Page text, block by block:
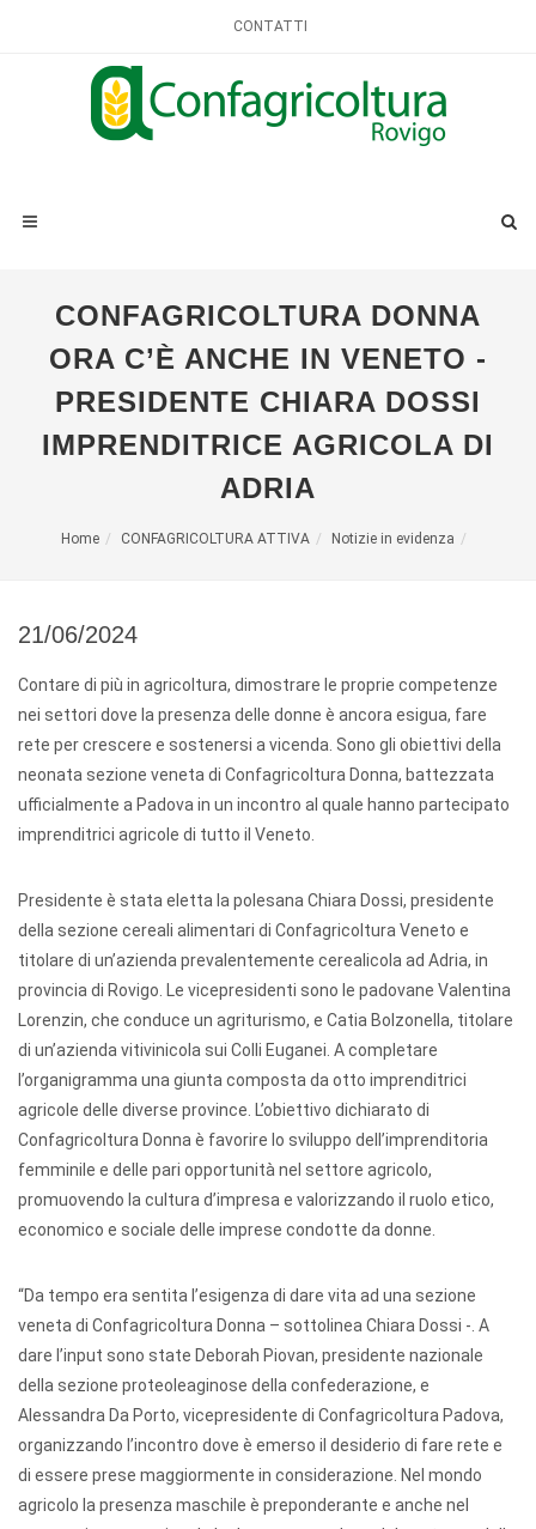
CONTATTI
CONFAGRICOLTURA DONNA
ORA C’È ANCHE IN VENETO -
PRESIDENTE CHIARA DOSSI
IMPRENDITRICE AGRICOLA DI
ADRIA
Home CONFAGRICOLTURA ATTIVA Notizie in evidenza
21/06/2024
Contare di più in agricoltura, dimostrare le proprie competenze
nei settori dove la presenza delle donne è ancora esigua, fare
rete per crescere e sostenersi a vicenda. Sono gli obiettivi della
neonata sezione veneta di Confagricoltura Donna, battezzata
ufficialmente a Padova in un incontro al quale hanno partecipato
imprenditrici agricole di tutto il Veneto.
Presidente è stata eletta la polesana Chiara Dossi, presidente
della sezione cereali alimentari di Confagricoltura Veneto e
titolare di un’azienda prevalentemente cerealicola ad Adria, in
provincia di Rovigo. Le vicepresidenti sono le padovane Valentina
Lorenzin, che conduce un agriturismo, e Catia Bolzonella, titolare
di un’azienda vitivinicola sui Colli Euganei. A completare
l’organigramma una giunta composta da otto imprenditrici
agricole delle diverse province. L’obiettivo dichiarato di
Confagricoltura Donna è favorire lo sviluppo dell’imprenditoria
femminile e delle pari opportunità nel settore agricolo,
promuovendo la cultura d’impresa e valorizzando il ruolo etico,
economico e sociale delle imprese condotte da donne.
“Da tempo era sentita l’esigenza di dare vita ad una sezione
veneta di Confagricoltura Donna – sottolinea Chiara Dossi -. A
dare l’input sono state Deborah Piovan, presidente nazionale
della sezione proteoleaginose della confederazione, e
Alessandra Da Porto, vicepresidente di Confagricoltura Padova,
organizzando l’incontro dove è emerso il desiderio di fare rete e
di essere prese maggiormente in considerazione. Nel mondo
agricolo la presenza maschile è preponderante e anche nel